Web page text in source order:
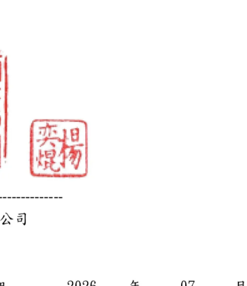
露)、香茅、水、青檸、南薑、魚露(水、鯷魚、鹽)、糖
苷磷酸二鈉、5’-鳥嘌呤核苷磷酸二鈉、紅椒色素